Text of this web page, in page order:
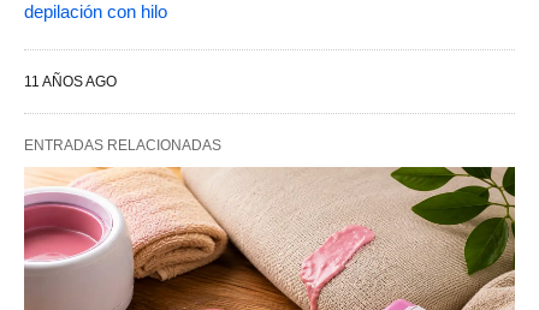
depilación con hilo
11 AÑOS AGO
ENTRADAS RELACIONADAS